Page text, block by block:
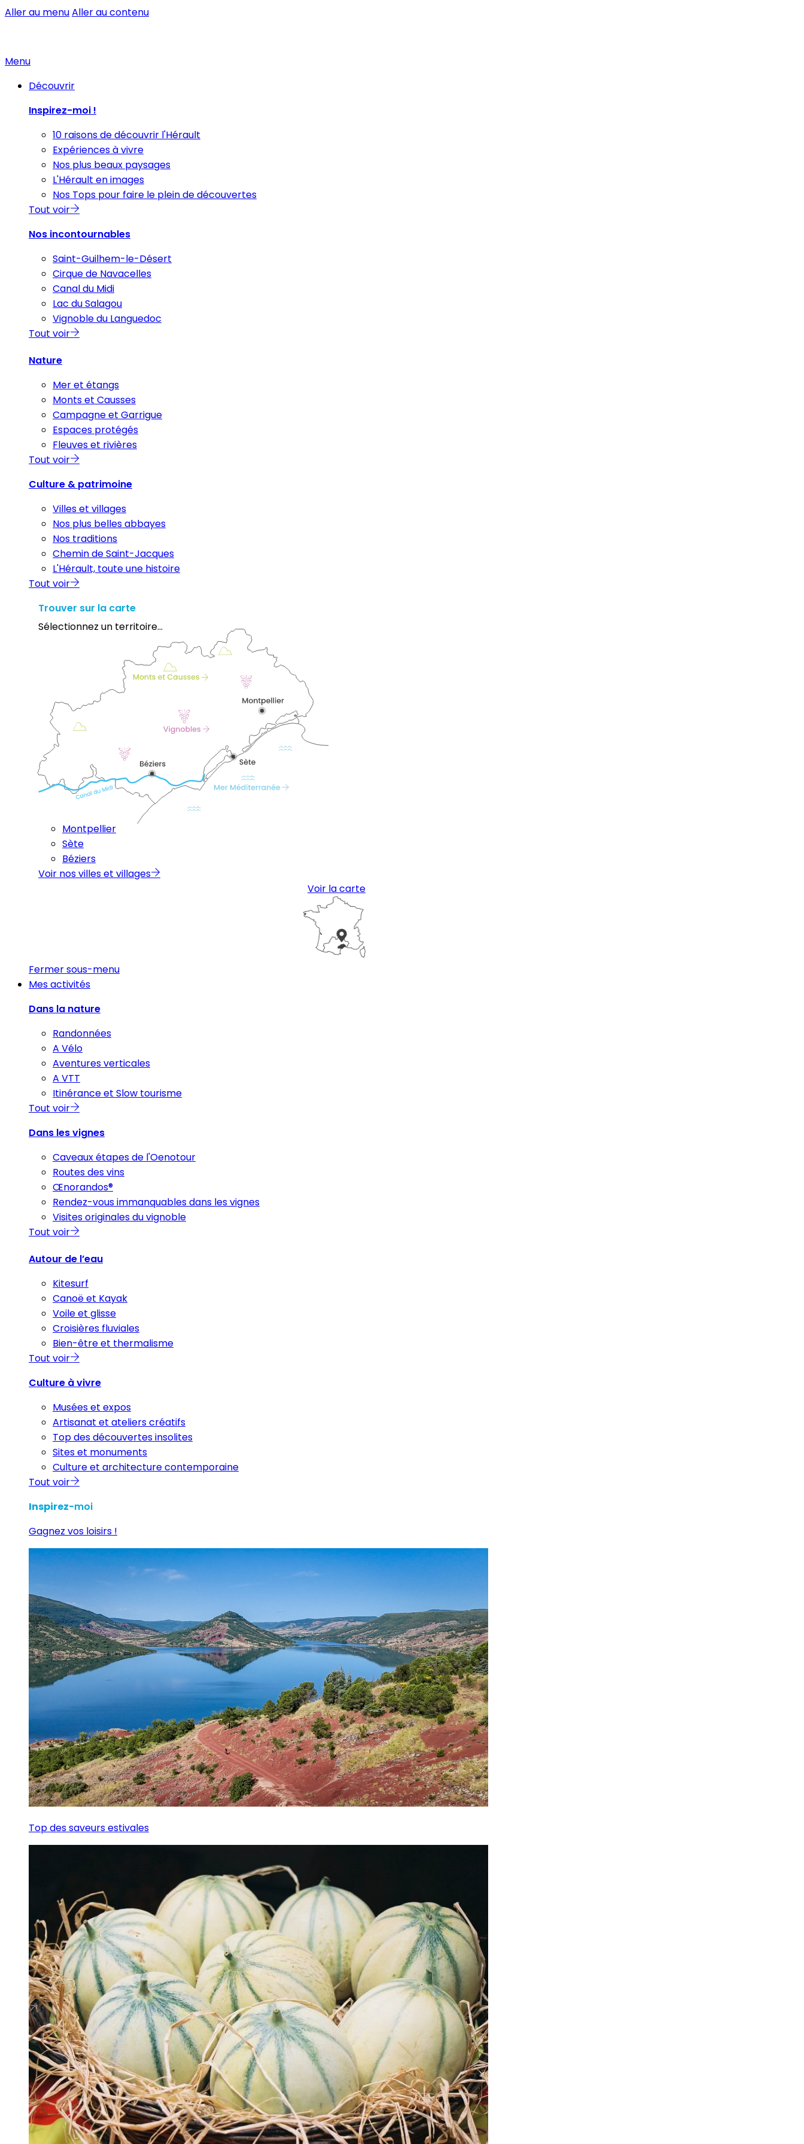
Aller au menuAller au contenu
Menu
Découvrir
Inspirez-moi !
10 raisons de découvrir l'Hérault
Expériences à vivre
Nos plus beaux paysages
L'Hérault en images
Nos Tops pour faire le plein de découvertes
Tout voir
Nos incontournables
Saint-Guilhem-le-Désert
Cirque de Navacelles
Canal du Midi
Lac du Salagou
Vignoble du Languedoc
Tout voir
Nature
Mer et étangs
Monts et Causses
Campagne et Garrigue
Espaces protégés
Fleuves et rivières
Tout voir
Culture & patrimoine
Villes et villages
Nos plus belles abbayes
Nos traditions
Chemin de Saint-Jacques
L'Hérault, toute une histoire
Tout voir
Trouver sur la carte
Sélectionnez un territoire...
Montpellier
Sète
Béziers
Voir nos villes et villages
Voir la carte
Fermer sous-menu
Mes activités
Dans la nature
Randonnées
A Vélo
Aventures verticales
A VTT
Itinérance et Slow tourisme
Tout voir
Dans les vignes
Caveaux étapes de l'Oenotour
Routes des vins
Œnorandos®
Rendez-vous immanquables dans les vignes
Visites originales du vignoble
Tout voir
Autour de l’eau
Kitesurf
Canoë et Kayak
Voile et glisse
Croisières fluviales
Bien-être et thermalisme
Tout voir
Culture à vivre
Musées et expos
Artisanat et ateliers créatifs
Top des découvertes insolites
Sites et monuments
Culture et architecture contemporaine
Tout voir
Inspirez-moi
Gagnez vos loisirs !
Top des saveurs estivales